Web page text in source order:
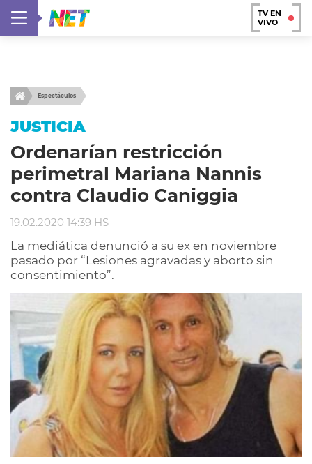
TV EN
VIVO
Espectáculos
JUSTICIA
Ordenarían restricción
perimetral Mariana Nannis
contra Claudio Caniggia
19.02.2020 14:39 HS
La mediática denunció a su ex en noviembre
pasado por “Lesiones agravadas y aborto sin
consentimiento”.